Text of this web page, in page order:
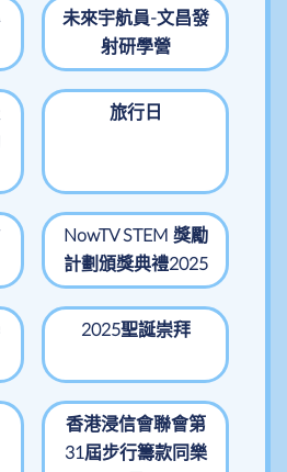
未來宇航員-文昌發
射研學營
旅行日
NowTV STEM 獎勵
計劃頒獎典禮2025
2025聖誕崇拜
香港浸信會聯會第
31屆步行籌款同樂